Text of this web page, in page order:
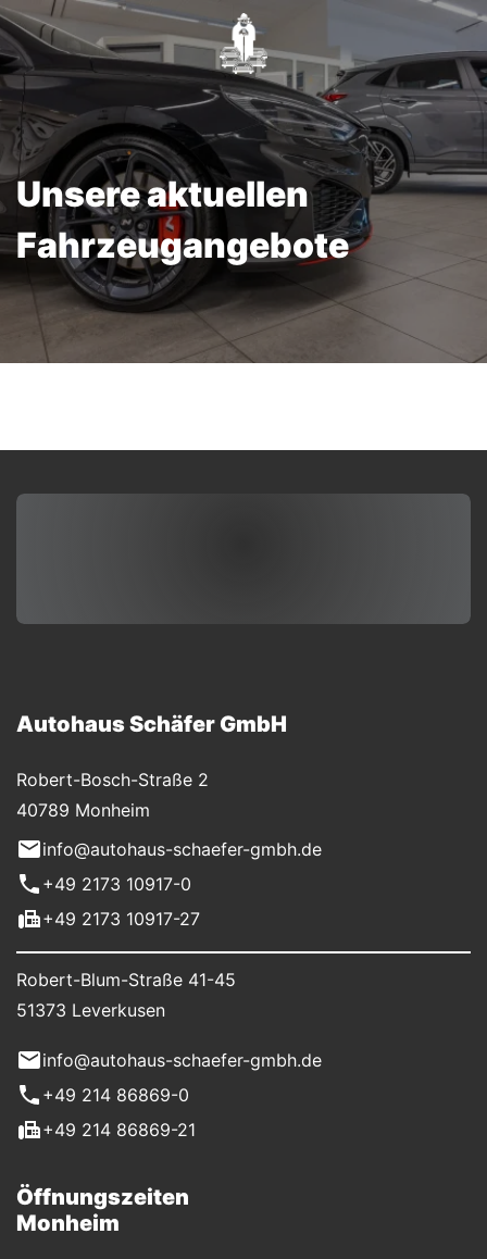
Unsere aktuellen
Fahrzeugangebote
Autohaus Schäfer GmbH
Robert-Bosch-Straße 2
40789 Monheim
info@autohaus-schaefer-gmbh.de
+49 2173 10917-0
+49 2173 10917-27
Robert-Blum-Straße 41-45
51373 Leverkusen
info@autohaus-schaefer-gmbh.de
+49 214 86869-0
+49 214 86869-21
Öffnungszeiten
Monheim